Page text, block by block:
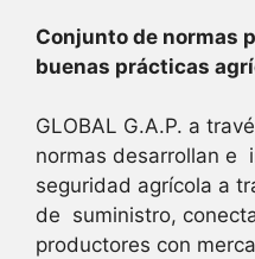
Conjunto de normas
buenas prácticas
GLOBAL G.A.P. a
normas desarrollan e
seguridad agrícola a
de suministro,
productores con